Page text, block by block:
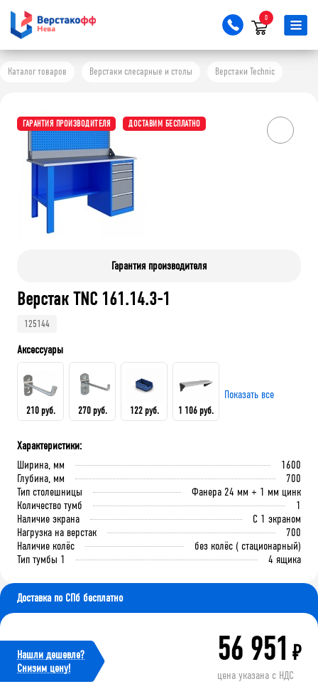
0
Каталог товаров Верстаки слесарные и столы Верстаки Technic
ГАРАНТИЯ ПРОИЗВОДИТЕЛЯ ДОСТАВИМ БЕСПЛАТНО
Гарантия производителя
Верстак TNC 161.14.3-1
125144
Аксессуары
210 руб.
Крючок 80 мм.
В корзину
270 руб.
Крючок 125 мм.
В корзину
122 руб.
мм
В корзину
1 106 руб.
В корзину
Показать все
Характеристики:
Ширина, мм
1600
Глубина, мм
700
Тип столешницы
Фанера 24 мм + 1 мм цинк
Количество тумб
1
Наличие экрана
С 1 экраном
Нагрузка на верстак
700
Наличие колёс
без колёс ( стационарный)
Тип тумбы 1
4 ящика
Доставка по СПб бесплатно
Нашли дешевле?
Cнизим цену!
56 951 ₽
цена указана с НДС